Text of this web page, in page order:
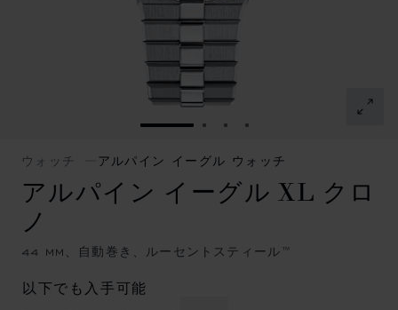
スライドに移動 1
スライドに移動 2
スライドに移動 3
スライドに移動 4
ウォッチ アルパイン イーグル ウォッチ
アルパイン イーグル XL クロ
ノ
44 MM、自動巻き、ルーセントスティール™
以下でも入手可能